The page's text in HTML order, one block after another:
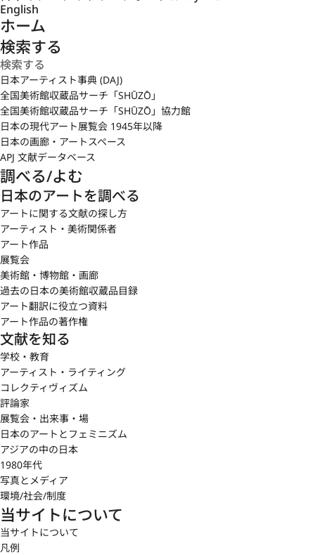
English
ホーム
検索する
日本アーティスト事典 (DAJ)
全国美術館収蔵品サーチ「SHŪZŌ」
全国美術館収蔵品サーチ「SHŪZŌ」協力館
日本の現代アート展覧会 1945年以降
日本の画廊・アートスペース
APJ 文献データベース
調べる/よむ
日本のアートを調べる
アートに関する文献の探し方
アーティスト・美術関係者
アート作品
展覧会
美術館・博物館・画廊
過去の日本の美術館収蔵品目録
アート翻訳に役立つ資料
アート作品の著作権
文献を知る
学校・教育
アーティスト・ライティング
コレクティヴィズム
評論家
展覧会・出来事・場
日本のアートとフェミニズム
アジアの中の日本
1980年代
写真とメディア
環境/社会/制度
当サイトについて
当サイトについて
凡例